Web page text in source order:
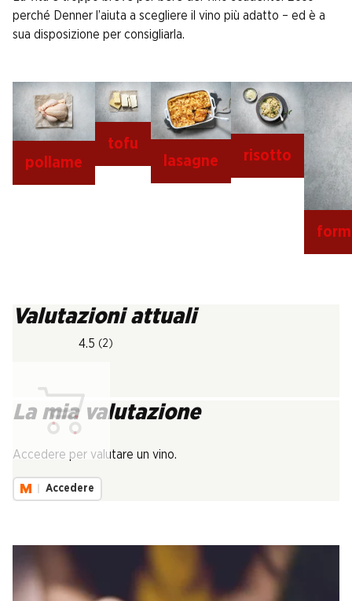
perché Denner l’aiuta a scegliere il vino più adatto – ed è a
sua disposizione per consigliarla.
pollame
tofu
lasagne
risotto
Valutazioni attuali
4.5 (2)
La mia valutazione
Accedere per valutare un vino.
Accedere